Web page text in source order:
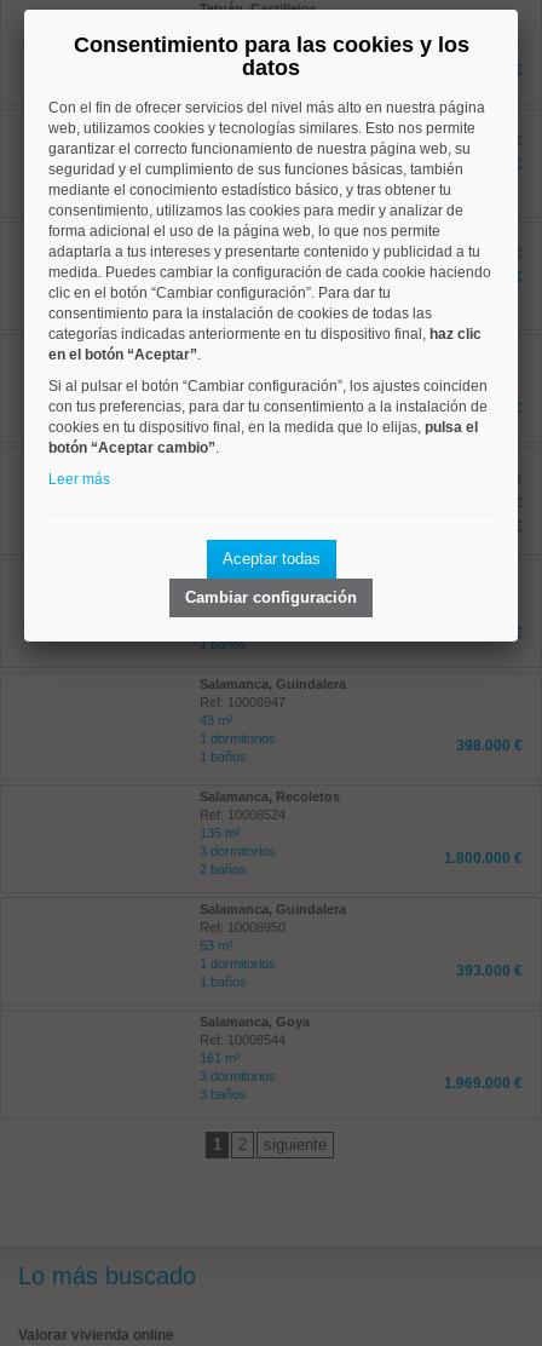
Tetuán, Castillejos
80 m²
2 dormitorios
796.900 €
Salamanca, Goya
Ref: 10008816
73 m²
2 dormitorios
1 baños
antes 649.000 €
576.900 €
Salamanca, Lista
Ref: 10008850
97 m²
3 dormitorios
2 baños
antes 620.000 €
585.000 €
Ref: 10008940
59 m²
1 dormitorios
1 baños
549.000 €
antes
1.195.000 €
1.090.000 €
Salamanca, Goya
Ref: 10008512
42.84 m²
1 baños
414.000 €
Salamanca, Guindalera
Ref: 10008947
43 m²
1 dormitorios
1 baños
398.000 €
Salamanca, Recoletos
Ref: 10008524
135 m²
3 dormitorios
2 baños
1.800.000 €
Salamanca, Guindalera
Ref: 10008950
53 m²
1 dormitorios
1 baños
393.000 €
Salamanca, Goya
Ref: 10008544
161 m²
3 dormitorios
3 baños
1.969.000 €
1 2 siguiente
Lo más buscado
Valorar vivienda online
Consentimiento para las cookies y los
datos
Con el fin de ofrecer servicios del nivel más alto en nuestra página
web, utilizamos cookies y tecnologías similares. Esto nos permite
garantizar el correcto funcionamiento de nuestra página web, su
seguridad y el cumplimiento de sus funciones básicas, también
mediante el conocimiento estadístico básico, y tras obtener tu
consentimiento, utilizamos las cookies para medir y analizar de
forma adicional el uso de la página web, lo que nos permite
adaptarla a tus intereses y presentarte contenido y publicidad a tu
medida. Puedes cambiar la configuración de cada cookie haciendo
clic en el botón “Cambiar configuración”. Para dar tu
consentimiento para la instalación de cookies de todas las
categorías indicadas anteriormente en tu dispositivo final, haz clic
en el botón “Aceptar”.
Si al pulsar el botón “Cambiar configuración”, los ajustes coinciden
con tus preferencias, para dar tu consentimiento a la instalación de
cookies en tu dispositivo final, en la medida que lo elijas, pulsa el
botón “Aceptar cambio”.
Leer más
Aceptar todas
Cambiar configuración